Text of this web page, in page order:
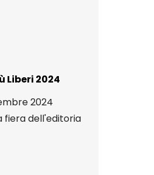
Liberi 2024
2024
fiera dell'editoria